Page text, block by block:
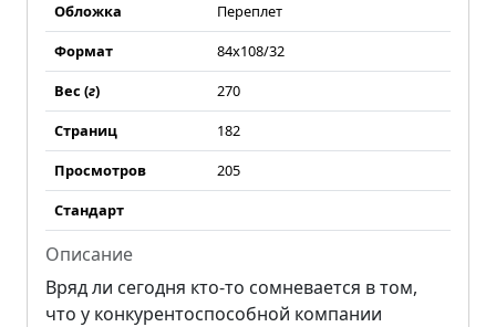
Обложка
Переплет
Формат
84x108/32
Вес (г)
270
Страниц
182
Просмотров
205
Стандарт
Описание
Вряд ли сегодня кто-то сомневается в том,
что у конкурентоспособной компании